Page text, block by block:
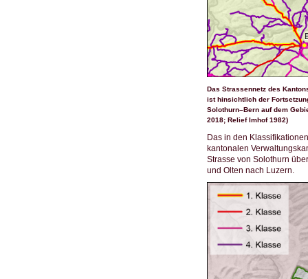
Das Strassennetz des
ist hinsichtlich der
Solothurn–Bern auf dem
2018; Relief Imhof 1982)
Das in den
kantonalen
Strasse von Solothurn
und Olten nach Luzern.